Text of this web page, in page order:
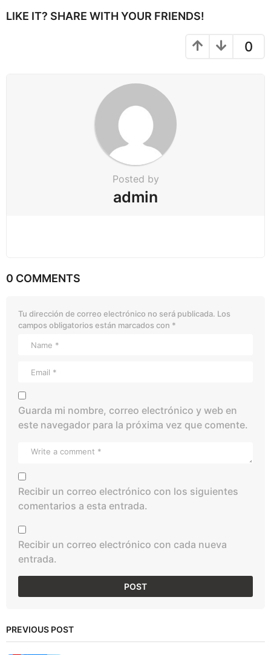
a
LIKE IT? SHARE WITH YOUR FRIENDS!
0
Posted by
admin
0 COMMENTS
Tu dirección de correo electrónico no será publicada. Los
campos obligatorios están marcados con *
Guarda mi nombre, correo electrónico y web en
este navegador para la próxima vez que comente.
Recibir un correo electrónico con los siguientes
comentarios a esta entrada.
Recibir un correo electrónico con cada nueva
entrada.
PREVIOUS POST